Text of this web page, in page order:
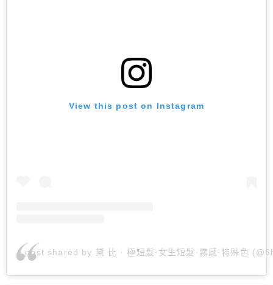
View this post on Instagram
A post shared by 黛 比 · 極短髮·女生短髮·霧感·特殊色